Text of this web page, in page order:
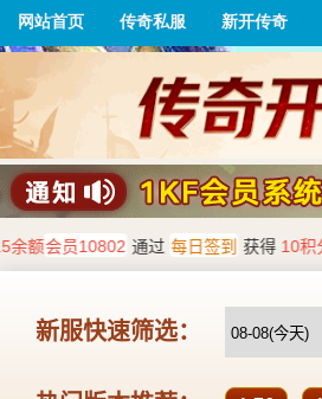
网站首页 传奇私服 新开传奇